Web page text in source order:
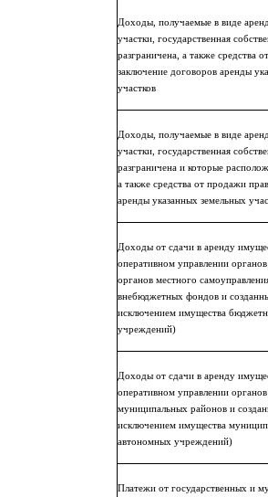
Доходы, получаемые в виде
участки, государственная
разграничена, а также средства
заключение договоров аренды
участков
Доходы, получаемые в виде
участки, государственная
разграничена и которые
а также средства от продажи
аренды указанных земельных
Доходы от сдачи в аренду
оперативном управлении органов
органов местного
внебюджетных фондов и
исключением имущества
учреждений)
Доходы от сдачи в аренду
оперативном управлении
муниципальных районов и
исключением имущества
автономных учреждений)
Платежи от государственных и